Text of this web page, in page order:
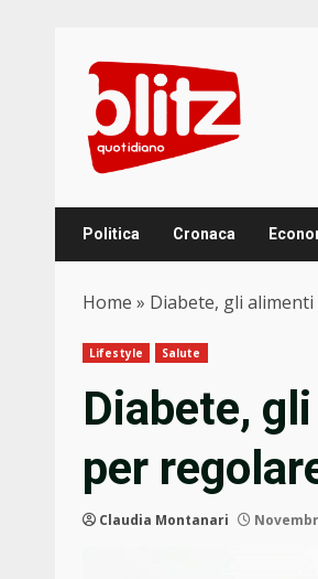
content
Politica Cronaca
Home » Diabete, gli
Lifestyle Salute
Diabete,
per
Claudia Montanari